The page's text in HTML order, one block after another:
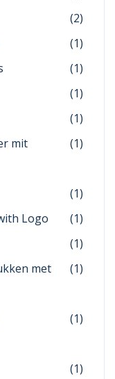
(2)
(1)
(1)
(1)
(1)
mit
(1)
(1)
Logo
(1)
(1)
met
(1)
(1)
(1)